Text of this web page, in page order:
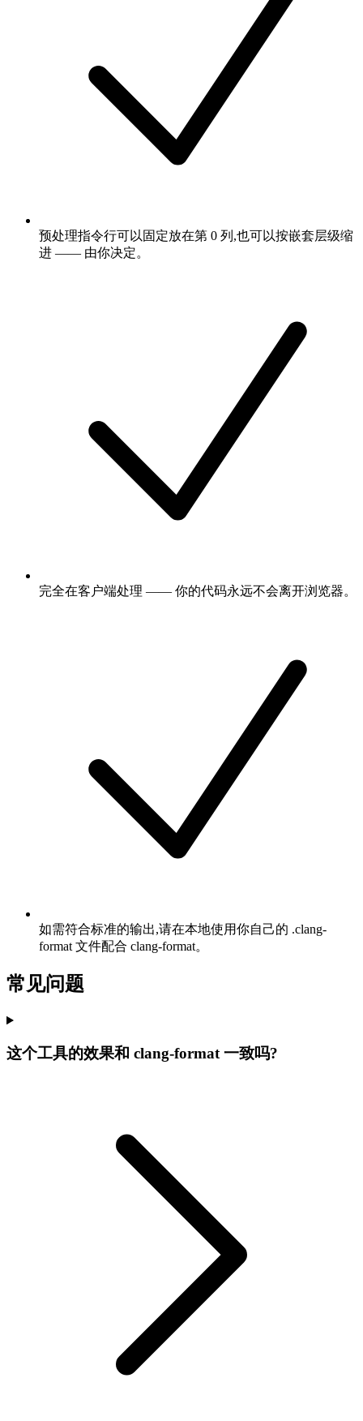
预处理指令行可以固定放在第 0 列,也可以按嵌套层级缩
进 —— 由你决定。
完全在客户端处理 —— 你的代码永远不会离开浏览器。
如需符合标准的输出,请在本地使用你自己的 .clang-
format 文件配合 clang-format。
常见问题
这个工具的效果和 clang-format 一致吗?